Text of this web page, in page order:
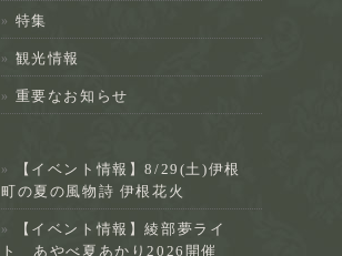
特集
観光情報
重要なお知らせ
【イベント情報】8/29(土)伊根
町の夏の風物詩 伊根花火
【イベント情報】綾部夢ライ
ト あやべ夏あかり2026開催